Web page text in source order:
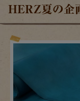
HERZ夏の企